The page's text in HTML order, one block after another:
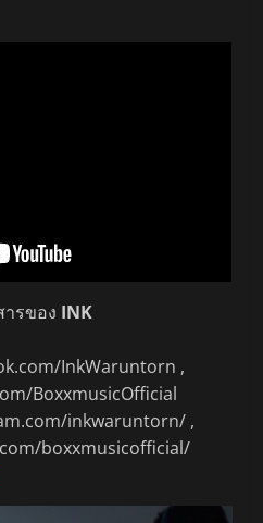
รของ INK
InkWaruntorn ,
BoxxmusicOfficial
inkwaruntorn/ ,
boxxmusicofficial/